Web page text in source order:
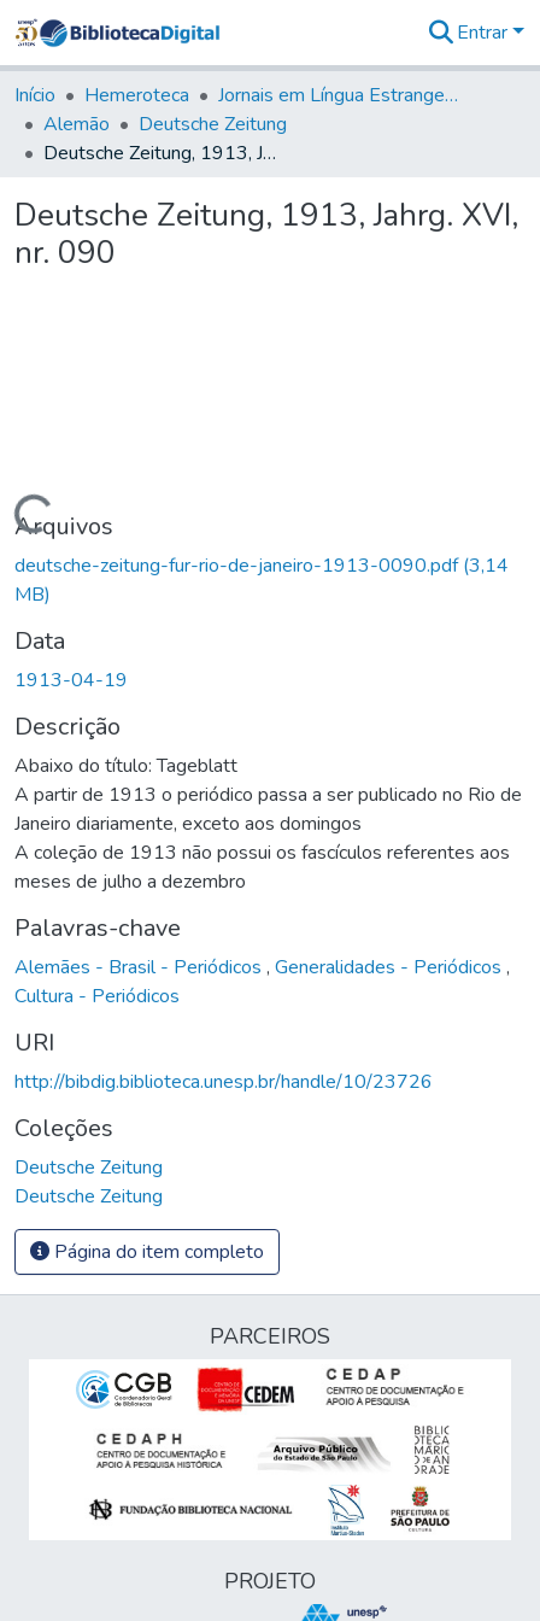
&
Coleções
Tudo na
Biblioteca
Estatísticas
Entrar
Início Hemeroteca
Jornais em Língua Estrangeira
Alemão
Deutsche Zeitung
Deutsche Zeitung, 1913, Jahrg. XVI, nr. 090
Deutsche Zeitung, 1913, Jahrg. XVI,
nr. 090
Carregando...
Arquivos
deutsche-zeitung-fur-rio-de-janeiro-1913-0090.pdf(3,14
MB)
Data
1913-04-19
Descrição
Abaixo do título: Tageblatt
A partir de 1913 o periódico passa a ser publicado no Rio de
Janeiro diariamente, exceto aos domingos
A coleção de 1913 não possui os fascículos referentes aos
meses de julho a dezembro
Palavras-chave
Alemães - Brasil - Periódicos , Generalidades - Periódicos ,
Cultura - Periódicos
URI
http://bibdig.biblioteca.unesp.br/handle/10/23726
Coleções
Deutsche Zeitung
Deutsche Zeitung
Página do item completo
PARCEIROS
PROJETO